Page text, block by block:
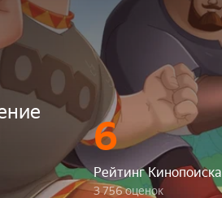
6
Рейтинг Кинопоиска
3 756 оценок